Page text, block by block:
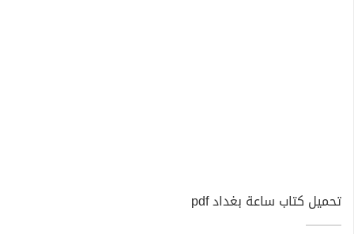
تحميل كتاب ساعة بغداد pdf